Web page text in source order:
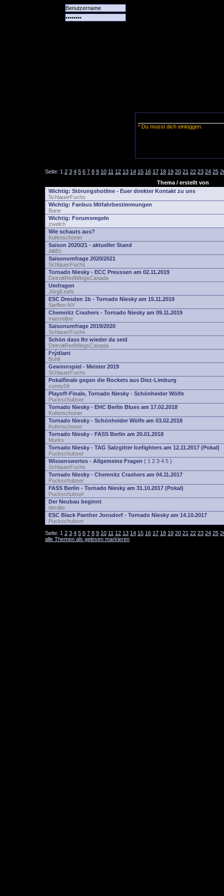
* Du musst dich einloggen.
Seite: 1 2 3 4 5 6 7 8 9 10 11 12 13 14 15 16 17 18 19 20 21 22 23 24 25
Thema / erstellt von
Wichtig: Störungshotline - Euer direkter Kontakt zu uns
SchlauerFuchs
Wichtig: Fanbus Mitfahrbestimmungen
Bane
Wichtig: Forumsregeln
zwelch
Wie schauts aus?
Kufenschoner
Saison 2020/21 - aktueller Stand
Alfi81
Saisonumfrage 2020/2021
SchlauerFuchs
Tornado Niesky - ECC Preussen am 02.11.2019
DetroitRedWingsCanada
Umfragen
JörgiLeafs
ESC Dresden 1b - Tornado Niesky am 15.11.2019
Steffen-NY
Chemnitz Crashers - Tornado Niesky am 09.11.2019
masseljoe
Saisonumfrage 2019/2020
SchlauerFuchs
Schön dass Ihr wieder da seid
DetroitRedWingsCanada
Frýdlant
Buhli
Gewinnspiel - Meister 2019
SchlauerFuchs
Pokalfinale gegen die Rockets aus Diez-Limburg
conny59
Playoff-Finale, Tornado Niesky - Schönheider Wölfe
Puckschubser
Tornado Niesky - EHC Berlin Blues am 17.02.2018
Kufenschoner
Tornado Niesky - Schönheider Wölfe am 03.02.2018
Kufenschoner
Tornado Niesky - FASS Berlin am 20.01.2018
Murks
Tornado Niesky - TAG Salzgitter Icefighters am 12.11.2017 (Pokal)
Puckschubser
Wissenswertes - Allgemeine Fragen ( 1 2 3 4 5 )
SchlauerFuchs
Tornado Niesky - Chemnitz Crashers am 04.11.2017
Puckschubser
FASS Berlin - Tornado Niesky am 31.10.2017 (Pokal)
Puckschubser
Der Neubau beginnt
deralte
ESC Black Panther Jonsdorf - Tornado Niesky am 14.10.2017
Puckschubser
Seite: 1 2 3 4 5 6 7 8 9 10 11 12 13 14 15 16 17 18 19 20 21 22 23 24 25
alle Themen als gelesen markieren